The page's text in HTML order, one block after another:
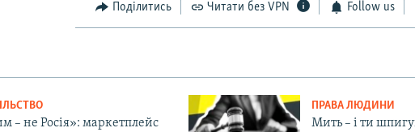
Поділитись Читати без VPN Follow us
– не Росія»: маркетплейс
ПРАВА ЛЮДИНИ
Мить – і ти